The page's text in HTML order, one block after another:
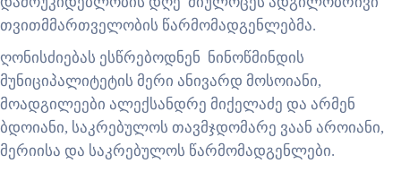
თვითმმართველობის წარმომადგენლებმა.
ღონისძიებას ესწრებოდნენ ნინოწმინდის
მუნიციპალიტეტის მერი ანივარდ მოსოიანი,
მოადგილეები ალექსანდრე მიქელაძე და არმენ
ბდოიანი, საკრებულოს თავმჯდომარე ვაან აროიანი,
მერიისა და საკრებულოს წარმომადგენლები.